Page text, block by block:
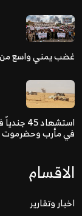
غضب يمني واسع من
في مأرب وحضرموت
الاقسام
اخبار وتقارير